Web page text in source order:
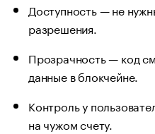
Доступность — не
разрешения.
Прозрачность — код
данные в блокчейне.
Контроль у
на чужом счету.